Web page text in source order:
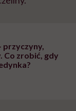
przyczyny,
Co zrobić, gdy